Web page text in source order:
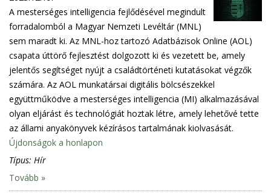
A mesterséges intelligencia fejlődésével megindult
forradalomból a Magyar Nemzeti Levéltár (MNL)
sem maradt ki. Az MNL-hoz tartozó Adatbázisok Online (AOL)
csapata úttörő fejlesztést dolgozott ki és vezetett be, amely
jelentős segítséget nyújt a családtörténeti kutatásokat végzők
számára. Az AOL munkatársai digitális bölcsészekkel
együttműködve a mesterséges intelligencia (MI) alkalmazásával
olyan eljárást és technológiát hoztak létre, amely lehetővé tette
az állami anyakönyvek kézírásos tartalmának kiolvasását.
Újdonságok a honlapon
Típus: Hír
Tovább »